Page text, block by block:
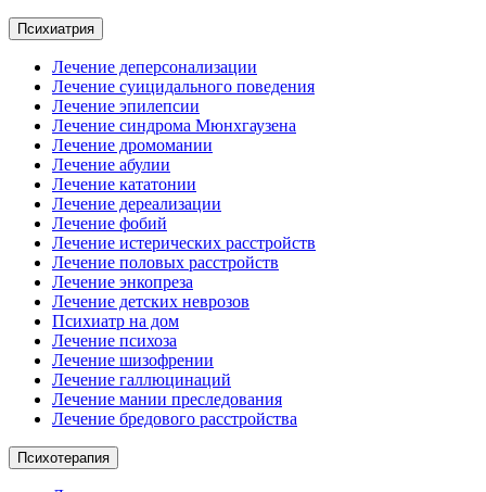
Психиатрия
Лечение деперсонализации
Лечение суицидального поведения
Лечение эпилепсии
Лечение синдрома Мюнхгаузена
Лечение дромомании
Лечение абулии
Лечение кататонии
Лечение дереализации
Лечение фобий
Лечение истерических расстройств
Лечение половых расстройств
Лечение энкопреза
Лечение детских неврозов
Психиатр на дом
Лечение психоза
Лечение шизофрении
Лечение галлюцинаций
Лечение мании преследования
Лечение бредового расстройства
Психотерапия